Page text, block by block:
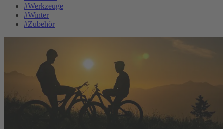
#Werkzeuge
#Winter
#Zubehör